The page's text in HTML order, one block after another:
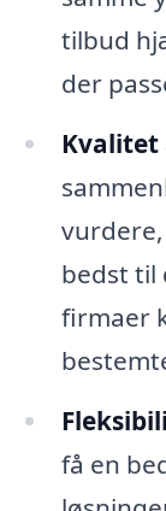
tilbud
der
Kvalitet
bedst til
firmaer
få en